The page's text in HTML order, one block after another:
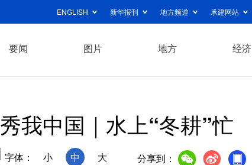
ENGLISH 新华报刊 地方频道 承建网站
要闻 图片 地方 经济
秀我中国｜水上“冬耕”忙
字体： 小 中 大 分享到：